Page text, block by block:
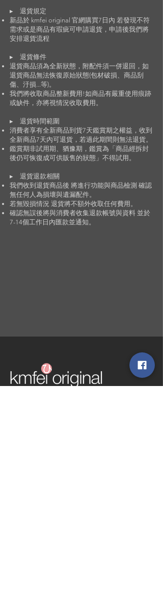
▸ 退貨規定
新品於 kmfei original 官網購買7日內 若發現不符
需求或是商品有瑕疵可申請退貨，申請後我們將
安排退貨流程
▸ 退貨條件
退貨商品須為全新狀態，附配件須一併退回，如
退貨商品無法恢復原始狀態(包材破損、商品刮
傷、汙損...等)。
我們將收取商品整新費用!如商品有嚴重使用痕跡
或缺件，亦將視情況收取費用。
▸ 退貨時間範圍
消費者享有全新商品到貨7天鑑賞期之權益，收到
全新商品7天內可退貨，若過此期間則無法退貨。
鑑賞期非試用期、猶豫期，鑑賞為「商品經拆封
後仍可恢復成可供販售的狀態」不得試用。
▸ 退貨退款相關
我們收到退貨商品後 將進行功能與商品檢測 確認
無任何人為損壞與遺漏配件。
若無毀損情況 退貨將不額外收取任何費用。
確認無誤後將與消費者收集退款帳號與資料 並於
7-14個工作日內匯款並通知。